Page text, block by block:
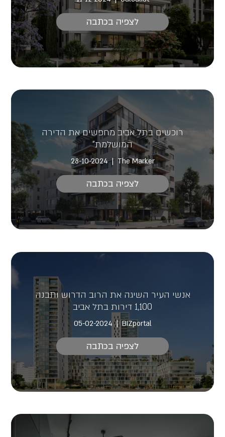
לצפיה בכתבה
רוכשים בתל אביב מחפשים את הדירה
המושלמת"
The Marker
28-10-2024
לצפיה בכתבה
אנשי העיר השיגה את הרוב הדרוש ותבנה
1,100 דירות בתל אביב
BIZportal
05-02-2024
לצפיה בכתבה